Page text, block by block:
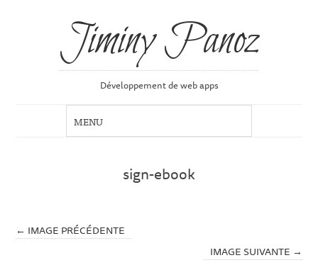
Jiminy Panoz
Développement de web apps
sign-ebook
← IMAGE PRÉCÉDENTE
IMAGE SUIVANTE →